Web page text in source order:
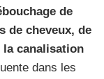
de
de cheveux, de
canalisation
dans les